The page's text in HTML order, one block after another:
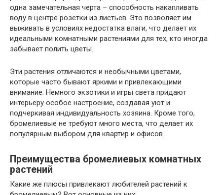
одна замечательная черта – способность накапливать
воду в центре розетки из листьев. Это позволяет им
выживать в условиях недостатка влаги, что делает их
идеальными комнатными растениями для тех, кто иногда
забывает полить цветы.
Эти растения отличаются и необычными цветами,
которые часто бывают яркими и привлекающими
внимание. Немного экзотики и игры света придают
интерьеру особое настроение, создавая уют и
подчеркивая индивидуальность хозяина. Кроме того,
бромелиевые не требуют много места, что делает их
популярным выбором для квартир и офисов.
Преимущества бромелиевых комнатных
растений
Какие же плюсы привлекают любителей растений к